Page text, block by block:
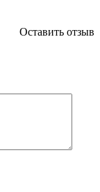
Оставить отзыв